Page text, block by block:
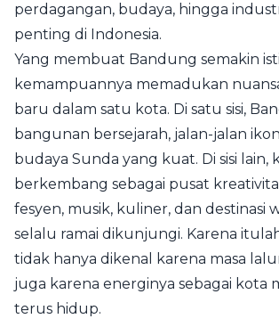
perdagangan, budaya, hingga
penting di Indonesia.
Yang membuat Bandung semakin
kemampuannya memadukan
baru dalam satu kota. Di satu sisi,
bangunan bersejarah, jalan-jalan
budaya Sunda yang kuat. Di sisi lain,
berkembang sebagai pusat
fesyen, musik, kuliner, dan destinasi
selalu ramai dikunjungi. Karena
tidak hanya dikenal karena masa
juga karena energinya sebagai kota
terus hidup.